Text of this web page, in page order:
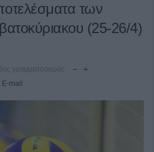
των
(25-26/4)
γραμματοσειράς
E-mail